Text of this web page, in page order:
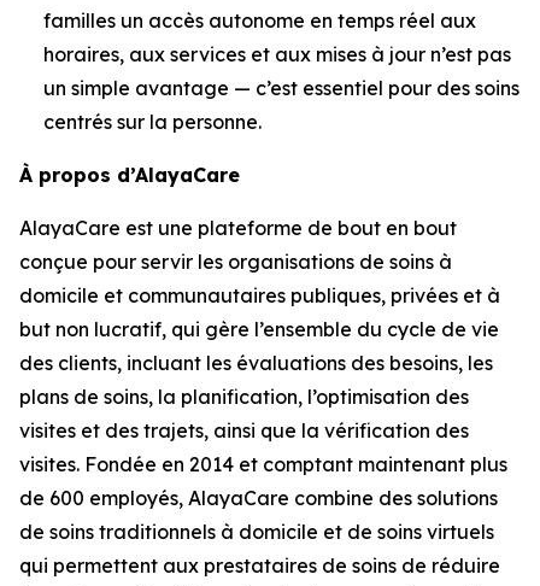
familles un accès autonome en temps réel aux
horaires, aux services et aux mises à jour n’est pas
un simple avantage — c’est essentiel pour des soins
centrés sur la personne.
À propos d’AlayaCare
AlayaCare est une plateforme de bout en bout
conçue pour servir les organisations de soins à
domicile et communautaires publiques, privées et à
but non lucratif, qui gère l’ensemble du cycle de vie
des clients, incluant les évaluations des besoins, les
plans de soins, la planification, l’optimisation des
visites et des trajets, ainsi que la vérification des
visites. Fondée en 2014 et comptant maintenant plus
de 600 employés, AlayaCare combine des solutions
de soins traditionnels à domicile et de soins virtuels
qui permettent aux prestataires de soins de réduire